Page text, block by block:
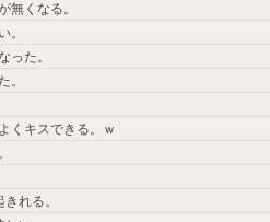
無くなる。
。
った。
。
くキスできる。ｗ
れる。